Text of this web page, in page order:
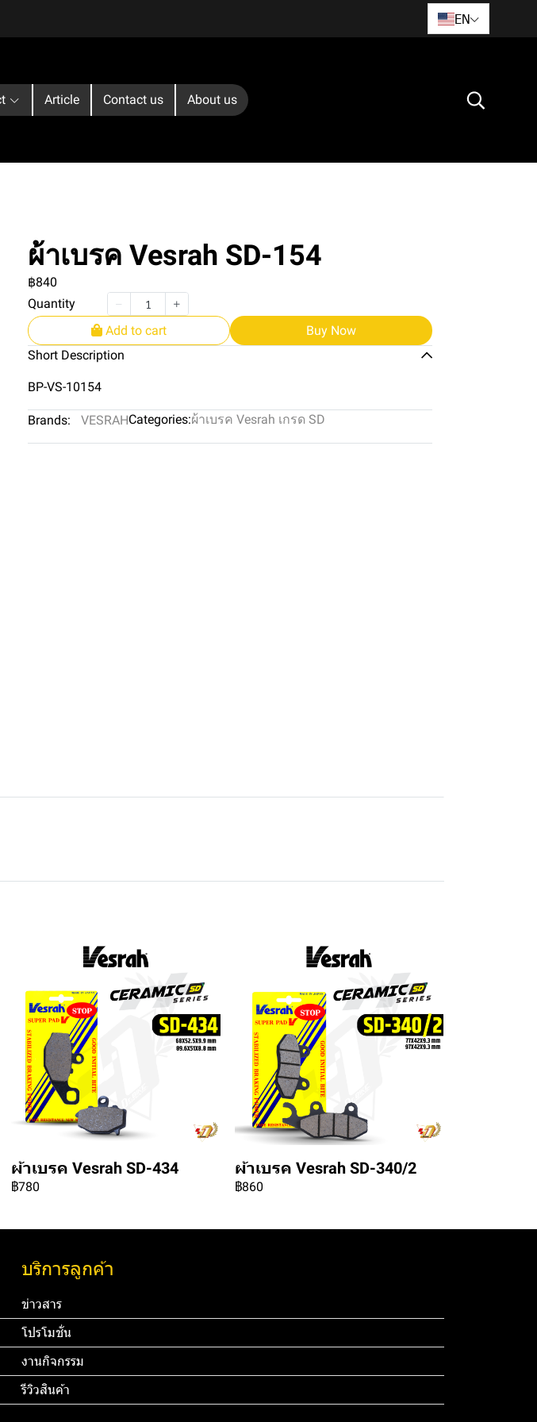
EN
Article Contact us About us
ผ้าเบรค Vesrah SD-154
฿840
Quantity
Add to cart
Buy Now
Short Description
BP-VS-10154
Brands: VESRAHCategories:ผ้าเบรค Vesrah เกรด SD
ผ้าเบรค Vesrah SD-434
฿780
ผ้าเบรค Vesrah SD-340/2
฿860
บริการลูกค้า
ข่าวสาร
โปรโมชั่น
งานกิจกรรม
รีวิวสินค้า